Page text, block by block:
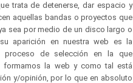
trata de detenerse, dar espacio y
aquellas bandas o proyectos que
sea por medio de un disco largo o
aparición en nuestra web es la
proceso de selección en la que
formamos la web y como tal está
y/opinión, por lo que en absoluto